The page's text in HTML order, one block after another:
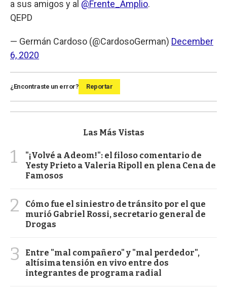
a sus amigos y al @Frente_Amplio.
QEPD
— Germán Cardoso (@CardosoGerman) December
6, 2020
¿Encontraste un error? Reportar
Las Más Vistas
1
"¡Volvé a Adeom!": el filoso comentario de
Yesty Prieto a Valeria Ripoll en plena Cena de
Famosos
2
Cómo fue el siniestro de tránsito por el que
murió Gabriel Rossi, secretario general de
Drogas
3
Entre "mal compañero" y "mal perdedor",
altísima tensión en vivo entre dos
integrantes de programa radial